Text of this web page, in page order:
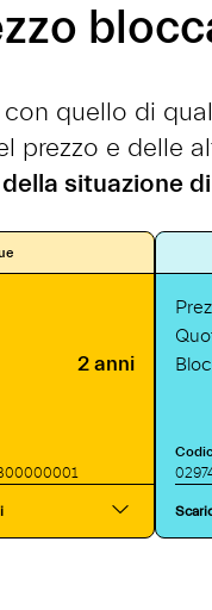
quello di
prezzo e delle
situazione
2 anni